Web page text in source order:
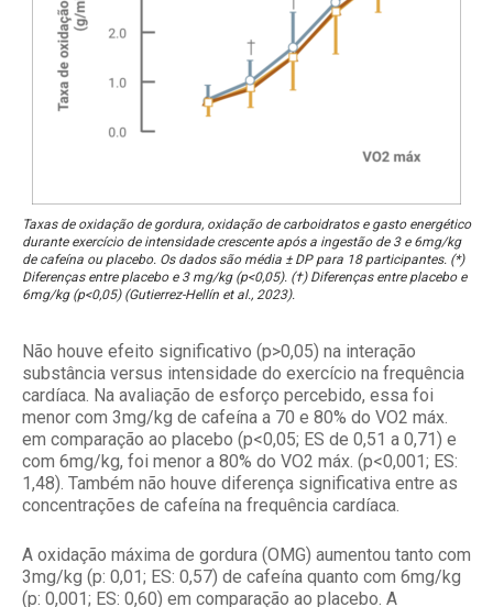
Taxas de oxidação de gordura, oxidação de carboidratos e gasto energético
durante exercício de intensidade crescente após a ingestão de 3 e 6mg/kg
de cafeína ou placebo. Os dados são média ± DP para 18 participantes. (*)
Diferenças entre placebo e 3 mg/kg (p<0,05). (†) Diferenças entre placebo e
6mg/kg (p<0,05) (Gutierrez-Hellín et al., 2023).
Não houve efeito significativo (p>0,05) na interação
substância versus intensidade do exercício na frequência
cardíaca. Na avaliação de esforço percebido, essa foi
menor com 3mg/kg de cafeína a 70 e 80% do VO2 máx.
em comparação ao placebo (p<0,05; ES de 0,51 a 0,71) e
com 6mg/kg, foi menor a 80% do VO2 máx. (p<0,001; ES:
1,48). Também não houve diferença significativa entre as
concentrações de cafeína na frequência cardíaca.
A oxidação máxima de gordura (OMG) aumentou tanto com
3mg/kg (p: 0,01; ES: 0,57) de cafeína quanto com 6mg/kg
(p: 0,001; ES: 0,60) em comparação ao placebo. A